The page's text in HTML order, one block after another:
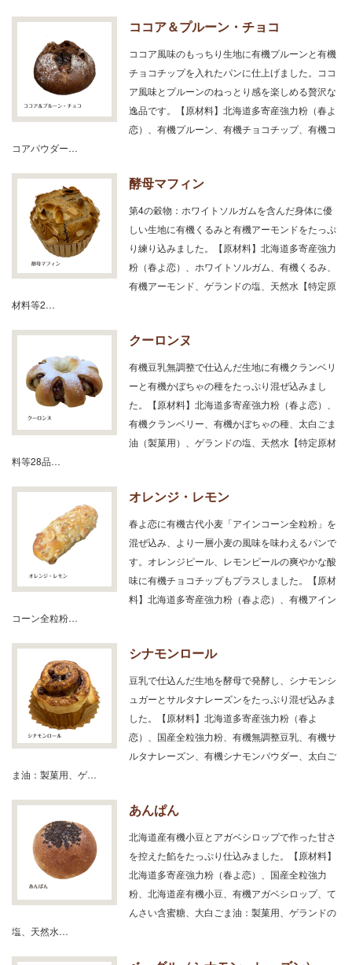
ココア＆プルーン・チョコ
ココア風味のもっちり生地に有機プルーンと有機
チョコチップを入れたパンに仕上げました。ココ
ア風味とプルーンのねっとり感を楽しめる贅沢な
逸品です。【原材料】北海道多寄産強力粉（春よ
恋）、有機プルーン、有機チョコチップ、有機コ
コアパウダー…
酵母マフィン
第4の穀物：ホワイトソルガムを含んだ身体に優
しい生地に有機くるみと有機アーモンドをたっぷ
り練り込みました。【原材料】北海道多寄産強力
粉（春よ恋）、ホワイトソルガム、有機くるみ、
有機アーモンド、ゲランドの塩、天然水【特定原
材料等2…
クーロンヌ
有機豆乳無調整で仕込んだ生地に有機クランベリ
ーと有機かぼちゃの種をたっぷり混ぜ込みまし
た。【原材料】北海道多寄産強力粉（春よ恋）、
有機クランベリー、有機かぼちゃの種、太白ごま
油（製菓用）、ゲランドの塩、天然水【特定原材
料等28品…
オレンジ・レモン
春よ恋に有機古代小麦「アインコーン全粒粉」を
混ぜ込み、より一層小麦の風味を味わえるパンで
す。オレンジピール、レモンピールの爽やかな酸
味に有機チョコチップもプラスしました。【原材
料】北海道多寄産強力粉（春よ恋）、有機アイン
コーン全粒粉…
シナモンロール
豆乳で仕込んだ生地を酵母で発酵し、シナモンシ
ュガーとサルタナレーズンをたっぷり混ぜ込みま
した。【原材料】北海道多寄産強力粉（春よ
恋）、国産全粒強力粉、有機無調整豆乳、有機サ
ルタナレーズン、有機シナモンパウダー、太白ご
ま油：製菓用、ゲ…
あんぱん
北海道産有機小豆とアガベシロップで作った甘さ
を控えた餡をたっぷり仕込みました。【原材料】
北海道多寄産強力粉（春よ恋）、国産全粒強力
粉、北海道産有機小豆、有機アガベシロップ、て
んさい含蜜糖、大白ごま油：製菓用、ゲランドの
塩、天然水…